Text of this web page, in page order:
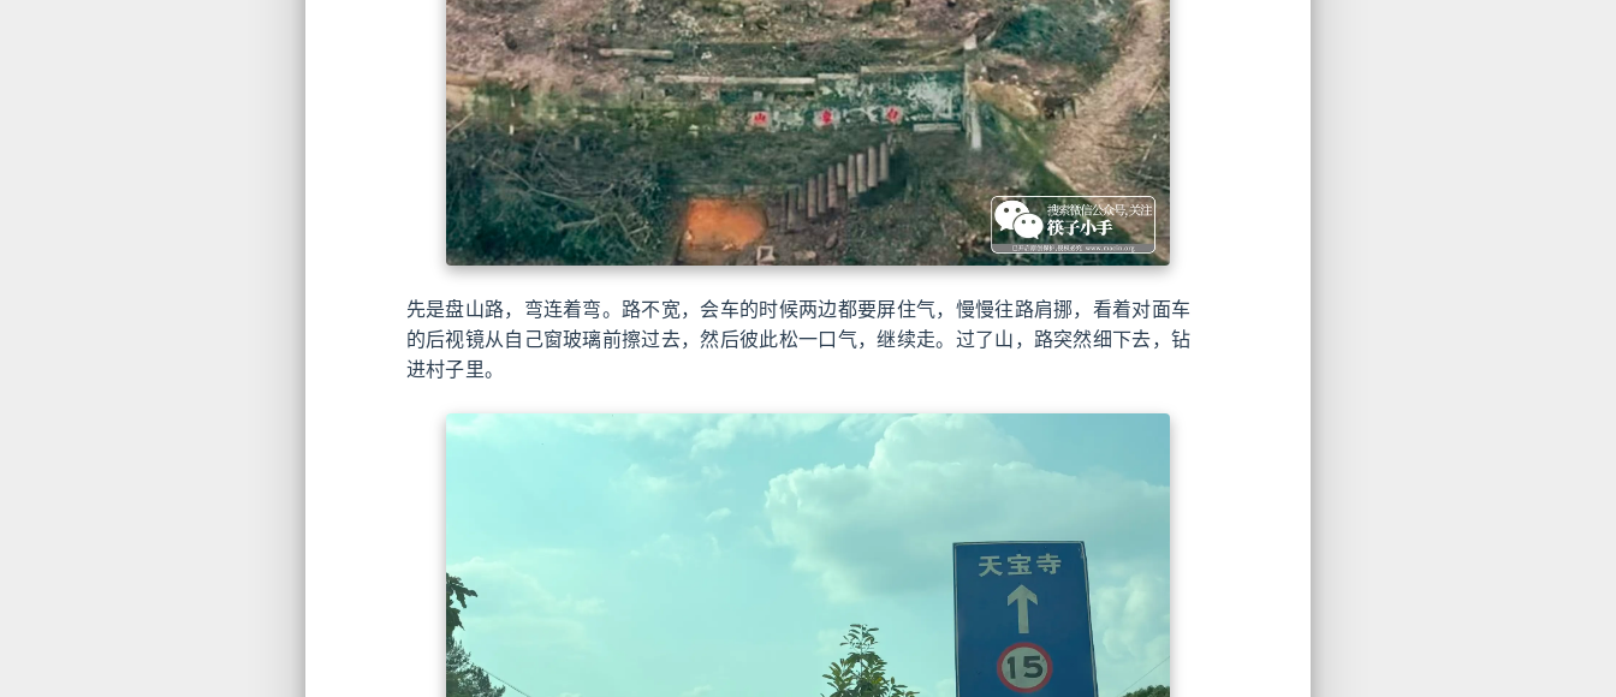
先是盘山路，弯连着弯。路不宽，会车的时候两边都要屏住气，慢慢往路肩挪，看着对面车
的后视镜从自己窗玻璃前擦过去，然后彼此松一口气，继续走。过了山，路突然细下去，钻
进村子里。